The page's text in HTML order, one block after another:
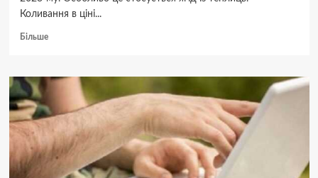
Коливання в ціні...
БільшеДокладніше
Греції,
Сагунівки:
черкаському
ринку
стартував